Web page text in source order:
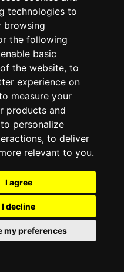
technologies to
browsing
the following
basic
the website, to
experience on
measure your
products and
personalize
, to deliver
relevant to you.
I agree
I decline
my preferences
MACHO
TÓRICA
>
DE REDUCCIÓN